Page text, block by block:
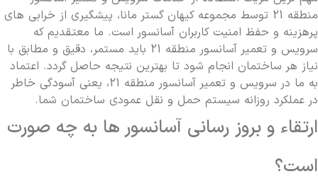
منطقه 21 توسط مجموعه کیهان گستر مانا، پیشگیری از خرابی های
پرهزینه و حفظ امنیت کاربران آسانسور است. ما معتقدیم که
سرویس و تعمیر آسانسور منطقه 21 باید مستمر، دقیق و مطابق با
نیاز هر ساختمان انجام شود تا بهترین نتیجه حاصل گردد. اعتماد
به ما در سرویس و تعمیر آسانسور منطقه 21، یعنی آسودگی خاطر
در عملکرد روزانه سیستم حمل و نقل عمودی ساختمان شما.
ارتقاء و بروز رسانی آسانسور ها به چه صورت
است؟